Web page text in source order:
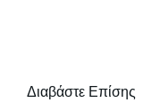
Διαβάστε Επίσης